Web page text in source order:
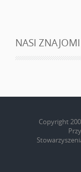
NASI ZNAJOMI
Copyright